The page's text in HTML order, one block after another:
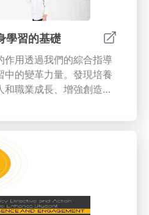
學習的基礎
作用透過我們的綜合指導
中的變革力量。發現培養
職業成長、增強創造力
環境和日常生活中培養
括體驗式學習、開放式提
理解好奇心對批判性思
立的持久影響，尤其是在
代。將好奇心作為一種終
並鼓勵有意義的聯繫。加
，解鎖好奇心所提供的無
的充實生活。